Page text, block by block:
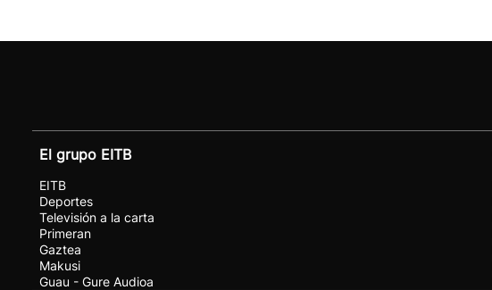
El grupo EITB
EITB
Deportes
Televisión a la carta
Primeran
Gaztea
Makusi
Guau - Gure Audioa